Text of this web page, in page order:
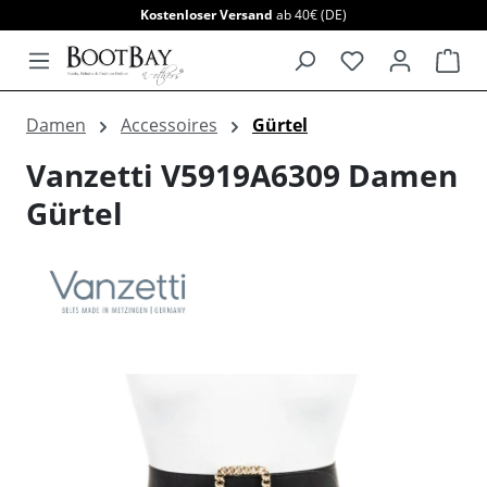
Kostenloser Versand ab 40€ (DE)
Damen Accessoires Gürtel
Vanzetti V5919A6309 Damen
Gürtel